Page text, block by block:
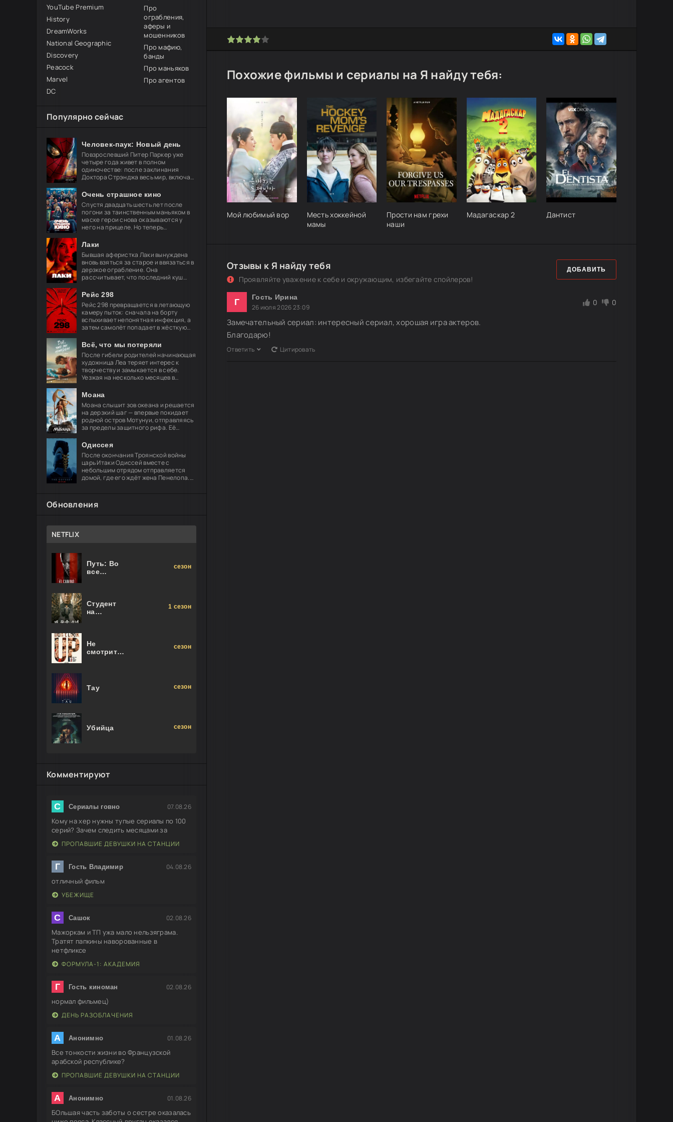
YouTube Premium
History
DreamWorks
National Geographic
Discovery
Peacock
Marvel
DC
Про
ограбления,
аферы и
мошенников
Про мафию,
банды
Про маньяков
Про агентов
Популярно сейчас
Человек-паук: Новый день
Повзрослевший Питер Паркер уже
четыре года живет в полном
одиночестве: после заклинания
Доктора Стрэнджа весь мир, включая
Он целиком посвящает себя защите
Очень страшное кино
Спустя двадцать шесть лет после
погони за таинственным маньяком в
маске герои снова оказываются у
него на прицеле. Но теперь
работают, и вырваться из нового
кошмара
Лаки
Бывшая аферистка Лаки вынуждена
вновь взяться за старое и ввязаться в
дерзкое ограбление. Она
рассчитывает, что последний куш
навсегда порвать с преступным
миром, но план
Рейс 298
Рейс 298 превращается в летающую
камеру пыток: сначала на борту
вспыхивает непонятная инфекция, а
затем самолёт попадает в жёсткую
странные огни — и это только
Всё, что мы потеряли
После гибели родителей начинающая
художница Леа теряет интерес к
творчеству и замыкается в себе.
Уезжая на несколько месяцев в
друга Акселя позаботиться о
девушке.
Моана
Моана слышит зов океана и решается
на дерзкий шаг — впервые покидает
родной остров Мотунуи, отправляясь
за пределы защитного рифа. Её
Мауи, чья слава гремит по всем
Одиссея
После окончания Троянской войны
царь Итаки Одиссей вместе с
небольшим отрядом отправляется
домой, где его ждёт жена Пенелопа.
Обновления
NETFLIX
Путь: Во
все
сезон
Студент
на
1 сезон
Не
смотрите
сезон
Тау сезон
Убийца сезон
Комментируют
С Сериалы говно 07.08.26
Кому на хер нужны тупые сериалы по 100
серий? Зачем следить месяцами за
ПРОПАВШИЕ ДЕВУШКИ НА СТАНЦИИ
Г Гость Владимир 04.08.26
отличный фильм
УБЕЖИЩЕ
С Сашок 02.08.26
Мажоркам и ТП ужа мало нельзяграма.
Тратят папкины наворованные в
нетфликсе
ФОРМУЛА-1: АКАДЕМИЯ
Г Гость киноман 02.08.26
нормал фильмец)
ДЕНЬ РАЗОБЛАЧЕНИЯ
А Анонимно 01.08.26
Все тонкости жизни во Французской
арабской республике?
ПРОПАВШИЕ ДЕВУШКИ НА СТАНЦИИ
А Анонимно 01.08.26
БОльшая часть заботы о сестре оказалась
1
Похожие фильмы и сериалы на Я найду тебя:
Мой любимый вор
Месть хоккейной
мамы
Прости нам грехи
наши
Мадагаскар 2 Дантист
Отзывы к Я найду тебя
Проявляйте уважение к себе и окружающим, избегайте спойлеров!
ДОБАВИТЬ
Г Гость Ирина
26 июля 2026 23:09
0 0
Замечательный сериал: интересный сериал, хорошая игра актеров.
Благодарю!
Ответить Цитировать